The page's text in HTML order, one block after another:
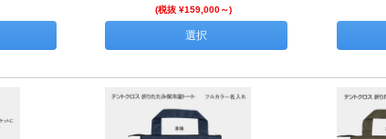
(税抜 ¥159,000～)
選択